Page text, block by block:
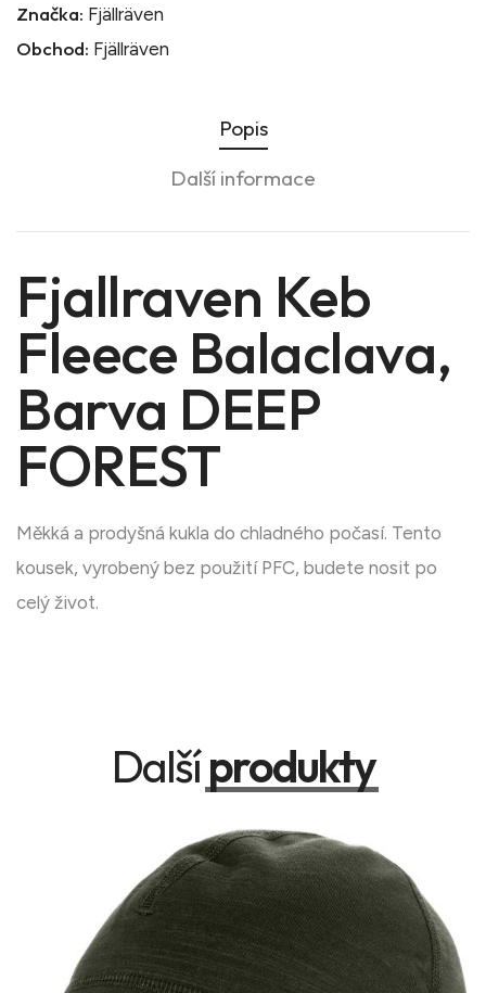
Značka: Fjällräven
Obchod: Fjällräven
Popis
Další informace
Fjallraven Keb
Fleece Balaclava,
Barva DEEP
FOREST
Měkká a prodyšná kukla do chladného počasí. Tento
kousek, vyrobený bez použití PFC, budete nosit po
celý život.
Dalšíprodukty